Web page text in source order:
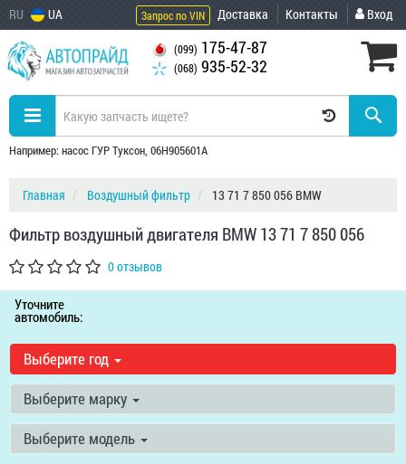
RU UA Запрос по VIN Доставка Контакты Вход
(099) 175-47-87
(068) 935-52-32
Например: насос ГУР Туксон, 06H905601A
Главная Воздушный фильтр 13 71 7 850 056 BMW
Фильтр воздушный двигателя BMW 13 71 7 850 056
0 отзывов
Уточните
автомобиль:
Выберите год
Выберите марку
Выберите модель